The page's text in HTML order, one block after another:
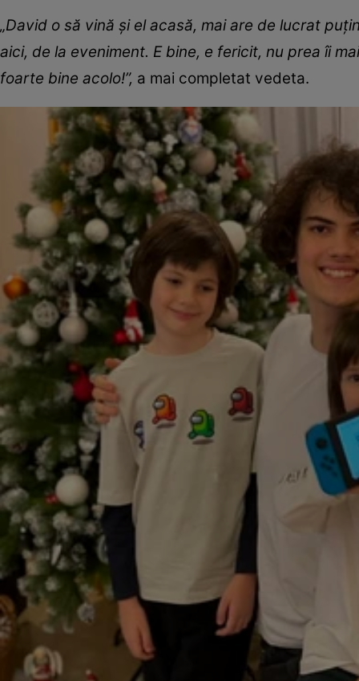
„David o să vină și el acasă, mai are de lucrat
aici, de la eveniment. E bine, e fericit, nu prea îi
foarte bine acolo!”, a mai completat vedeta.